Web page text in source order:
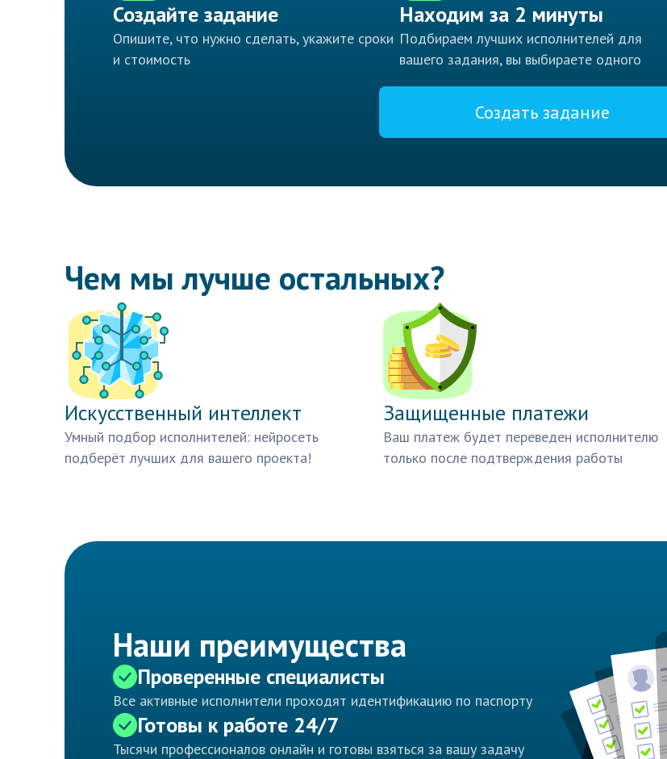
Создайте задание
Опишите, что нужно сделать, укажите сроки
и стоимость
Находим за 2 минуты
Подбираем лучших исполнителей для
вашего задания, вы выбираете одного
Создать задание
Чем мы лучше остальных?
Искусственный интеллект
Умный подбор исполнителей: нейросеть
подберёт лучших для вашего проекта!
Защищенные платежи
Ваш платеж будет переведен исполнителю
только после подтверждения работы
Наши преимущества
Проверенные специалисты
Все активные исполнители проходят идентификацию по паспорту
Готовы к работе 24/7
Тысячи профессионалов онлайн и готовы взяться за вашу задачу